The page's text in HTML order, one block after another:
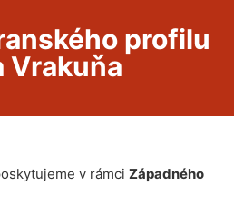
profilu
Vrakuňa
v rámci Západného